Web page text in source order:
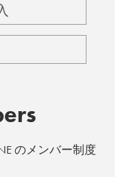
のメンバー制度